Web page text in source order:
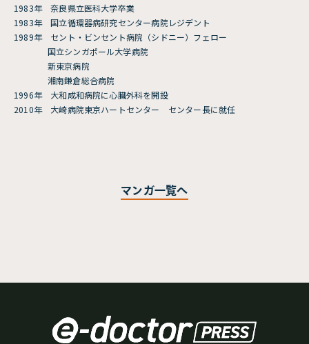
2014.01.16
第2話
【監修：Dr.南淵明宏】fair
dinkum! 第2話
2013.12.19
第1話
1983年 奈良県立医科大学卒業
1983年 国立循環器病研究センター病院レジデント
1989年 セント・ビンセント病院（シドニー）フェロー
国立シンガポール大学病院
新東京病院
湘南鎌倉総合病院
1996年 大和成和病院に心臓外科を開設
2010年 大崎病院東京ハートセンター センター長に就任
マンガ一覧へ